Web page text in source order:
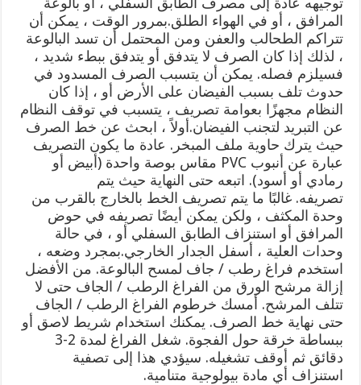
المرافق ، أو في الهواء الطلق.بمرور الوقت ، يمكن أن
تتراكم الطحالب والعفن ومن المحتمل أن تسد البالوعة
، لذلك إذا كان الصرف لا يتدفق أو يتدفق ببطء شديد ،
فسيلزم فصله. يمكن أن يتسبب الصرف المسدود في
حدوث تلف بسبب الفيضان على الأرض أو ، إذا كان
النظام مجهزًا بعوامة تصريف ، يتسبب في توقف النظام
عن التبريد لتجنب الفيضان.أولاً ، ابحث عن خط الصرف
حيث يترك حاوية ملف المبخر. عادة ما يكون التصريف
عبارة عن أنبوب PVC مقاس بوصة واحدة (أبيض أو
رمادي أو أسود). اتبعه حتى النهاية حيث يتم
تصريفه. غالبًا ما يتم تصريف الخط بالخارج بالقرب من
وحدة المكثف ، ولكن يمكن أيضًا تصريفه في حوض
المرافق أو استنزاف الطابق السفلي أو ، في حالة
وحدات العلية ، أسفل الجدار الخارجي.بمجرد وضعه ،
استخدم فراغ رطب / جاف لمسح البالوعة. من الأفضل
إزالة مرشح الورق من الفراغ الرطب / الجاف حتى لا
تتلف المرشح. أمسك خرطوم الفراغ الرطب / الجاف
حتى نهاية خط الصرف. يمكنك استخدام شريط لاصق أو
ببساطة خرقة حول الفجوة. شغل الفراغ لمدة 2-3
دقائق ثم أوقف تشغيله. سيؤدي هذا إلى تصفية
استنزاف أي مادة بيولوجية متنامية.